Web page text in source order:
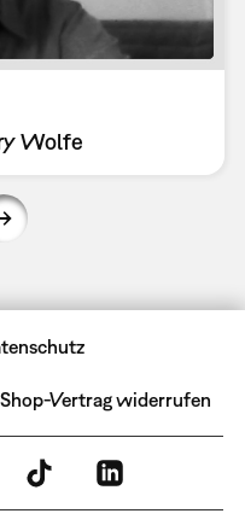
Wolfe
Shop-Vertrag widerrufen